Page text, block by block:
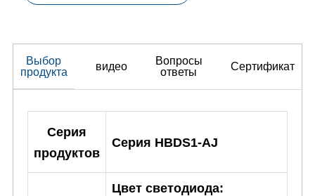
Выбор
продукта
видео
Вопросы
ответы
Сертификат
Серия
продуктов
Серия HBDS1-AJ
Цвет светодиода: